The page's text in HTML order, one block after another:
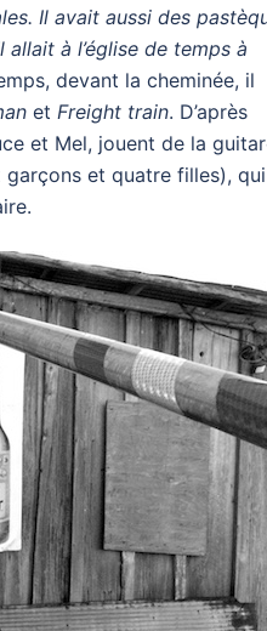
Il avait aussi des
à l’église de temps à
devant la cheminée, il
et Freight train. D’après
et Mel, jouent de la
garçons et quatre filles), qui